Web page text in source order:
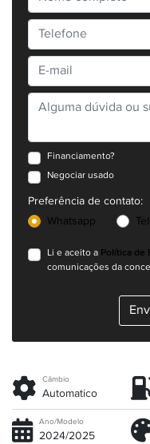
Financiamento?
Negociar usado
Preferência de contato:
Whatsapp
Li e aceito a Política de
comunicações da
Câmbio
Automatico
Ano/Modelo
2024/2025